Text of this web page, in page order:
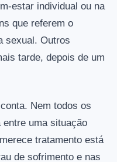
estar individual ou na
que referem o
sexual. Outros
tarde, depois de um
Nem todos os
uma situação
tratamento está
de sofrimento e nas